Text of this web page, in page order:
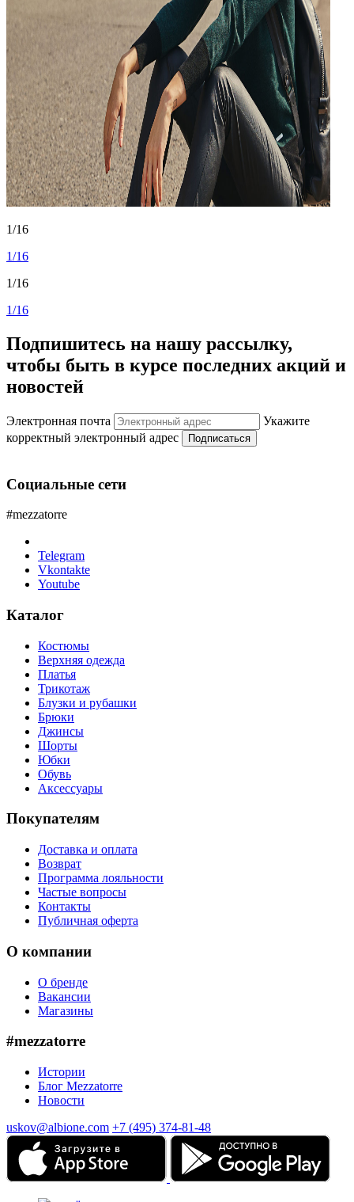
1/16
1/16
1/16
1/16
Подпишитесь на нашу рассылку,
чтобы быть в курсе последних акций и
новостей
Электронная почта
Укажите
корректный электронный адрес
Подписаться
Социальные сети
#mezzatorre
Telegram
Vkontakte
Youtube
Каталог
Костюмы
Верхняя одежда
Платья
Трикотаж
Блузки и рубашки
Брюки
Джинсы
Шорты
Юбки
Обувь
Аксессуары
Покупателям
Доставка и оплата
Возврат
Программа лояльности
Частые вопросы
Контакты
Публичная оферта
О компании
О бренде
Вакансии
Магазины
#mezzatorre
Истории
Блог Mezzatorre
Новости
uskov@albione.com +7 (495) 374-81-48